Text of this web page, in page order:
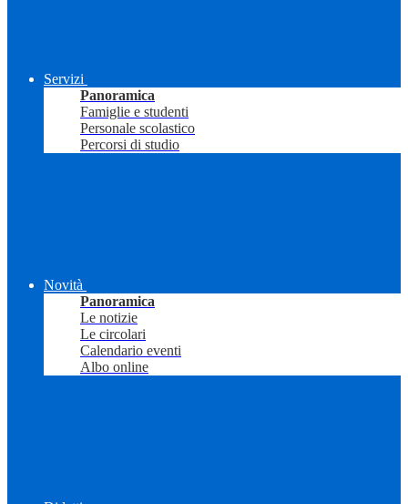
Servizi
Panoramica
Famiglie e studenti
Personale scolastico
Percorsi di studio
Novità
Panoramica
Le notizie
Le circolari
Calendario eventi
Albo online